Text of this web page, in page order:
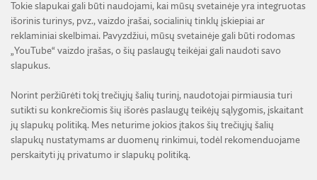
Tokie slapukai gali būti naudojami, kai mūsų svetainėje yra integruotas
išorinis turinys, pvz., vaizdo įrašai, socialinių tinklų įskiepiai ar
reklaminiai skelbimai. Pavyzdžiui, mūsų svetainėje gali būti rodomas
„YouTube“ vaizdo įrašas, o šių paslaugų teikėjai gali naudoti savo
slapukus.
Norint peržiūrėti tokį trečiųjų šalių turinį, naudotojai pirmiausia turi
sutikti su konkrečiomis šių išorės paslaugų teikėjų sąlygomis, įskaitant
jų slapukų politiką. Mes neturime jokios įtakos šių trečiųjų šalių
slapukų nustatymams ar duomenų rinkimui, todėl rekomenduojame
perskaityti jų privatumo ir slapukų politiką.